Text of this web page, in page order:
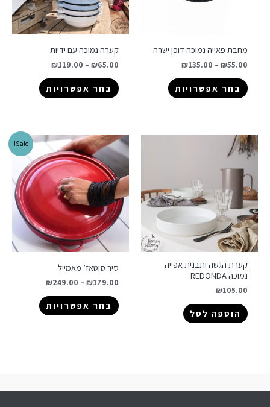
מחבת פאייה נמוכה דופן ישרה
₪55.00
–
₪135.00
בחר אפשרויות
קערה נמוכה עם ידיות
₪65.00
–
₪119.00
בחר אפשרויות
קערת הגשה ותבנית אפייה
נמוכה REDONDA
₪105.00
הוספה לסל
Sale!
סיר סוטאז’ מאמייל
₪179.00
–
₪249.00
בחר אפשרויות